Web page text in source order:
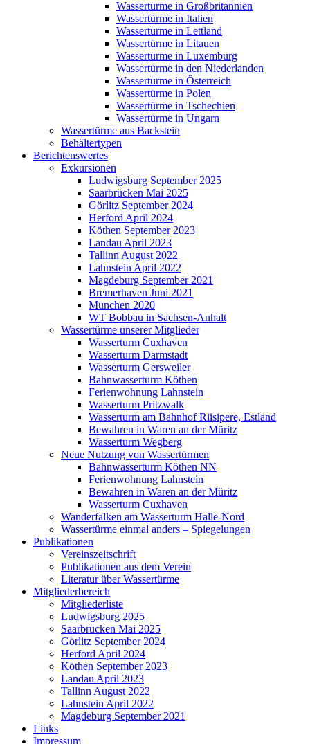
Wassertürme in Großbritannien
Wassertürme in Italien
Wassertürme in Lettland
Wassertürme in Litauen
Wassertürme in Luxemburg
Wassertürme in den Niederlanden
Wassertürme in Österreich
Wassertürme in Polen
Wassertürme in Tschechien
Wassertürme in Ungarn
Wassertürme aus Backstein
Behältertypen
Berichtenswertes
Exkursionen
Ludwigsburg September 2025
Saarbrücken Mai 2025
Görlitz September 2024
Herford April 2024
Köthen September 2023
Landau April 2023
Tallinn August 2022
Lahnstein April 2022
Magdeburg September 2021
Bremerhaven Juni 2021
München 2020
WT Bobbau in Sachsen-Anhalt
Wassertürme unserer Mitglieder
Wasserturm Cuxhaven
Wasserturm Darmstadt
Wasserturm Gersweiler
Bahnwasserturm Köthen
Ferienwohnung Lahnstein
Wasserturm Pritzwalk
Wasserturm am Bahnhof Riisipere, Estland
Bewahren in Waren an der Müritz
Wasserturm Wegberg
Neue Nutzung von Wassertürmen
Bahnwasserturm Köthen NN
Ferienwohnung Lahnstein
Bewahren in Waren an der Müritz
Wasserturm Cuxhaven
Wanderfalken am Wasserturm Halle-Nord
Wassertürme einmal anders – Spiegelungen
Publikationen
Vereinszeitschrift
Publikationen aus dem Verein
Literatur über Wassertürme
Mitgliederbereich
Mitgliederliste
Ludwigsburg 2025
Saarbrücken Mai 2025
Görlitz September 2024
Herford April 2024
Köthen September 2023
Landau April 2023
Tallinn August 2022
Lahnstein April 2022
Magdeburg September 2021
Links
Impressum